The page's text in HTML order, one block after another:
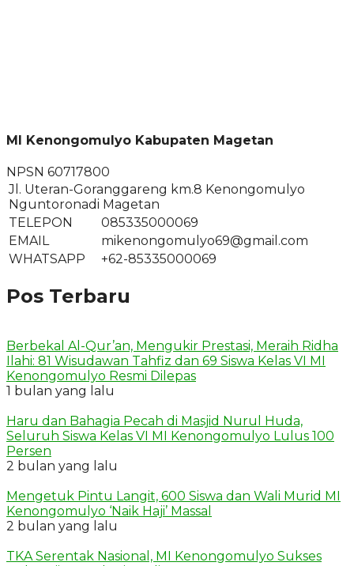
MI Kenongomulyo Kabupaten Magetan
NPSN 60717800
Jl. Uteran-Goranggareng km.8 Kenongomulyo
Nguntoronadi Magetan
TELEPON
085335000069
EMAIL
mikenongomulyo69@gmail.com
WHATSAPP
+62-85335000069
Pos Terbaru
Berbekal Al-Qur’an, Mengukir Prestasi, Meraih Ridha
Ilahi: 81 Wisudawan Tahfiz dan 69 Siswa Kelas VI MI
Kenongomulyo Resmi Dilepas
1 bulan yang lalu
Haru dan Bahagia Pecah di Masjid Nurul Huda,
Seluruh Siswa Kelas VI MI Kenongomulyo Lulus 100
Persen
2 bulan yang lalu
Mengetuk Pintu Langit, 600 Siswa dan Wali Murid MI
Kenongomulyo ‘Naik Haji’ Massal
2 bulan yang lalu
TKA Serentak Nasional, MI Kenongomulyo Sukses